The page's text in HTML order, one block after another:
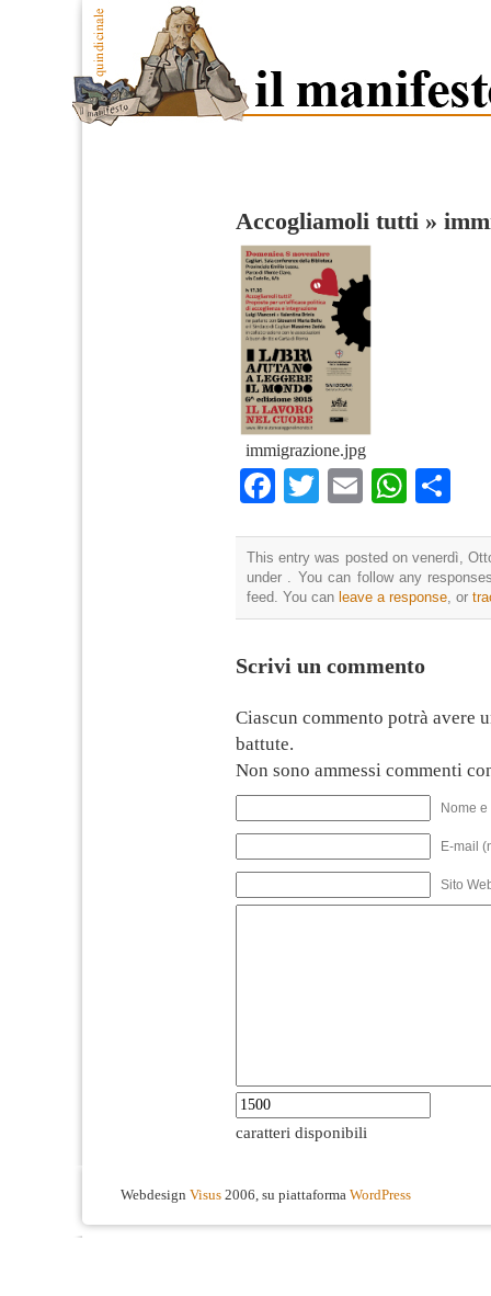
Accogliamoli tutti »
immigrazione.jpg
Facebook
Twitter
Email
This entry was posted on venerdì,
under . You can follow any
feed. You can leave a response , or
Scrivi un commento
Ciascun commento potrà avere
battute.
Non sono ammessi commenti
Nome
E-mail
Sito
caratteri disponibili
Webdesign Visus 2006, su piattaforma WordPress